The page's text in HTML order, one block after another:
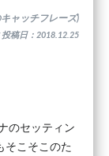
ャッチフレーズ)
投稿日：2018.12.25
のセッティン
そこそこのた